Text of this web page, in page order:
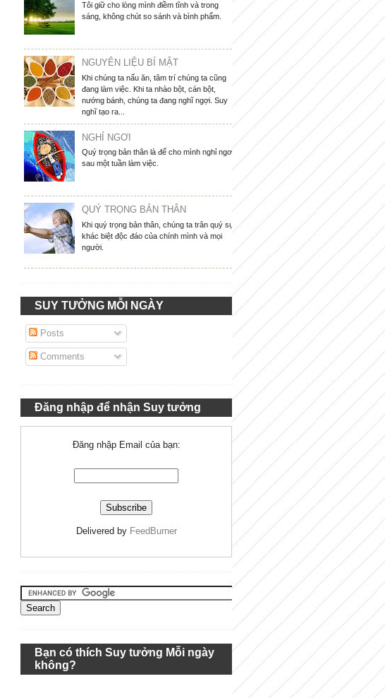
Tôi giữ cho lòng mình điềm tĩnh và trong
sáng, không chút so sánh và bình phẩm.
NGUYÊN LIỆU BÍ MẬT
Khi chúng ta nấu ăn, tâm trí chúng ta cũng
đang làm việc. Khi ta nhào bột, cán bột,
nướng bánh, chúng ta đang nghĩ ngợi. Suy
nghĩ tạo ra...
NGHỈ NGƠI
Quý trọng bản thân là để cho mình nghỉ ngơi
sau một tuần làm việc.
QUÝ TRỌNG BẢN THÂN
Khi quý trọng bản thân, chúng ta trân quý sự
khác biệt độc đáo của chính mình và mọi
người.
SUY TƯỞNG MỖI NGÀY
Posts
Comments
Đăng nhập để nhận Suy tưởng
Đăng nhập Email của bạn:
Delivered by FeedBurner
Bạn có thích Suy tưởng Mỗi ngày
không?